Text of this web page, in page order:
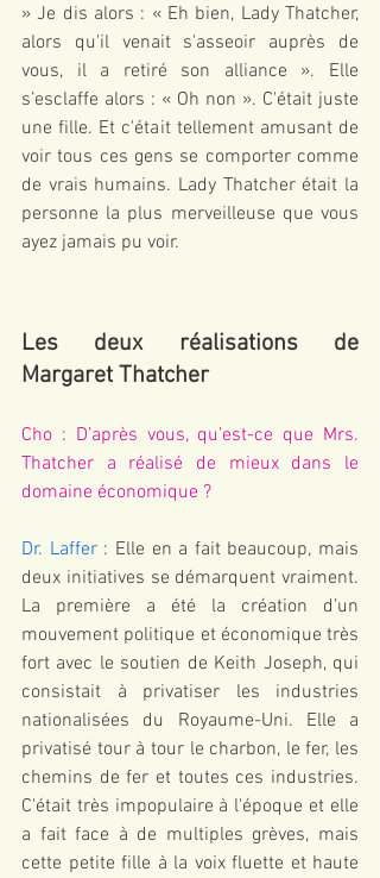
» Je dis alors : « Eh bien, Lady Thatcher,
alors qu'il venait s'asseoir auprès de
vous, il a retiré son alliance ». Elle
s’esclaffe alors : « Oh non ». C'était juste
une fille. Et c'était tellement amusant de
voir tous ces gens se comporter comme
de vrais humains. Lady Thatcher était la
personne la plus merveilleuse que vous
ayez jamais pu voir.
Les deux réalisations de
Margaret Thatcher
Cho : D’après vous, qu’est-ce que Mrs.
Thatcher a réalisé de mieux dans le
domaine économique ?
Dr. Laffer : Elle en a fait beaucoup, mais
deux initiatives se démarquent vraiment.
La première a été la création d’un
mouvement politique et économique très
fort avec le soutien de Keith Joseph, qui
consistait à privatiser les industries
nationalisées du Royaume-Uni. Elle a
privatisé tour à tour le charbon, le fer, les
chemins de fer et toutes ces industries.
C'était très impopulaire à l'époque et elle
a fait face à de multiples grèves, mais
cette petite fille à la voix fluette et haute